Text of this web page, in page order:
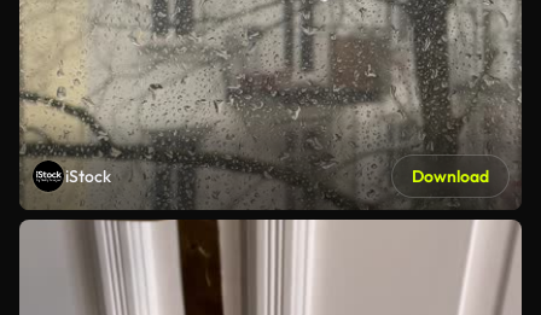
iStock Download